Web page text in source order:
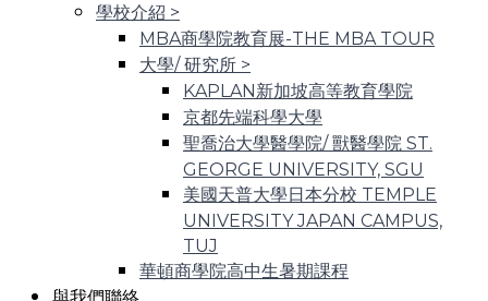
學校介紹 >
MBA商學院教育展-THE MBA TOUR
大學/ 研究所 >
KAPLAN新加坡高等教育學院
京都先端科學大學
聖喬治大學醫學院/ 獸醫學院 ST.
GEORGE UNIVERSITY, SGU
美國天普大學日本分校 TEMPLE
UNIVERSITY JAPAN CAMPUS,
TUJ
華頓商學院高中生暑期課程